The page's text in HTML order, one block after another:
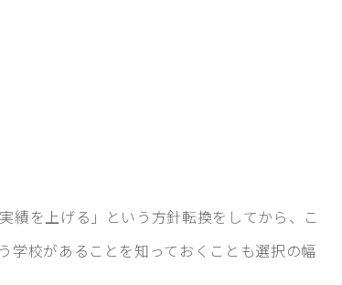
績を上げる」という方針転換をしてから、こ
学校があることを知っておくことも選択の幅